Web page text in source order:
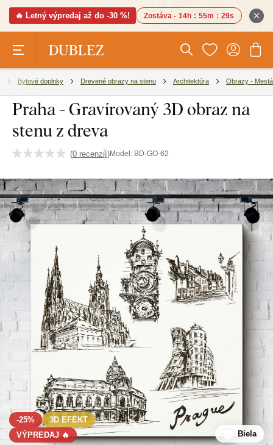
🔥 Letný výpredaj až do -30 %! Zostáva - 14h : 55m : 28s
Bytové doplnky Drevené obrazy na stenu Architektúra Obrazy - Mestá
Praha - Gravírovaný 3D obraz na
stenu z dreva
(0 recenzií)Model: BD-GO-62
-25%
3D EFEKT
VÝPREDAJ 🔥
Biela